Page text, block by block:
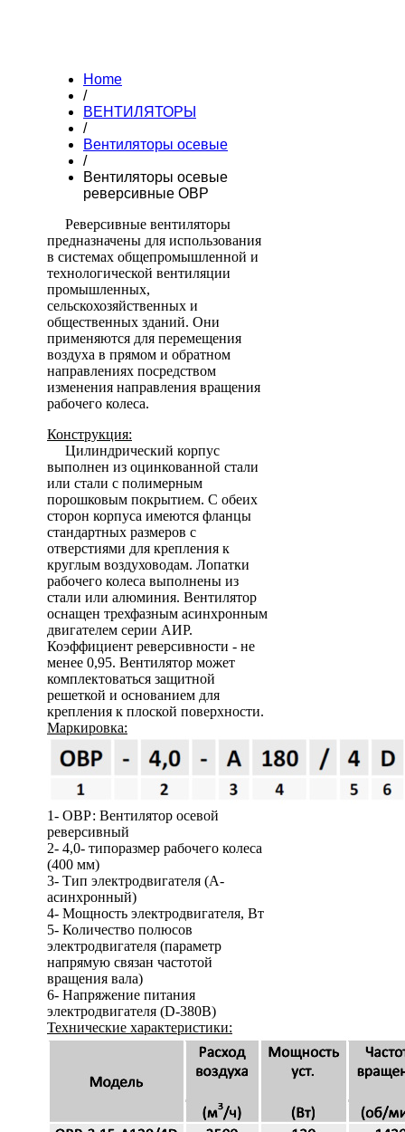
Home
/
ВЕНТИЛЯТОРЫ
/
Вентиляторы осевые
/
Вентиляторы осевые
реверсивные ОВР
Реверсивные вентиляторы
предназначены для использования
в системах общепромышленной и
технологической вентиляции
промышленных,
сельскохозяйственных и
общественных зданий. Они
применяются для перемещения
воздуха в прямом и обратном
направлениях посредством
изменения направления вращения
рабочего колеса.
Конструкция:
Цилиндрический корпус
выполнен из оцинкованной стали
или стали с полимерным
порошковым покрытием. С обеих
сторон корпуса имеются фланцы
стандартных размеров с
отверстиями для крепления к
круглым воздуховодам. Лопатки
рабочего колеса выполнены из
стали или алюминия. Вентилятор
оснащен трехфазным асинхронным
двигателем серии АИР.
Коэффициент реверсивности - не
менее 0,95. Вентилятор может
комплектоваться защитной
решеткой и основанием для
крепления к плоской поверхности.
Маркировка:
1- ОВР: Вентилятор осевой
реверсивный
2- 4,0- типоразмер рабочего колеса
(400 мм)
3- Тип электродвигателя (А-
асинхронный)
4- Мощность электродвигателя, Вт
5- Количество полюсов
электродвигателя (параметр
напрямую связан частотой
вращения вала)
6- Напряжение питания
электродвигателя (D-380В)
Технические характеристики: